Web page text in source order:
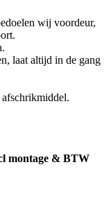
wij voordeur,
laat altijd in de gang
montage & BTW